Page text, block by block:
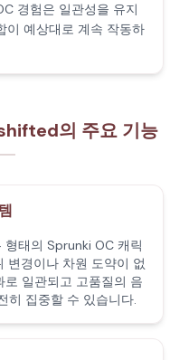
경험은 일관성을 유지
이 예상대로 계속 작동하
의 주요 기능
태의 Sprunki OC 캐릭
변경이나 차원 도약이 없
일관되고 고품질의 음
히 집중할 수 있습니다.